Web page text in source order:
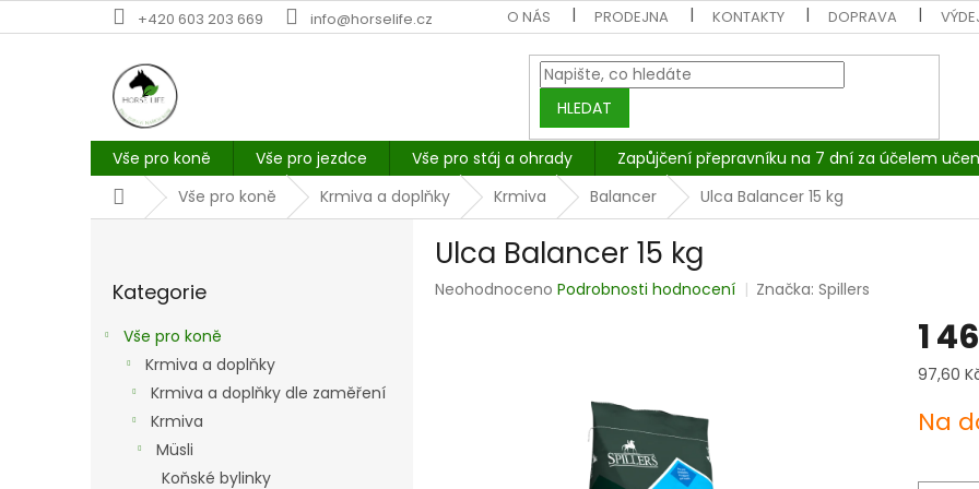
na
+420 603 203 669 info@horselife.cz O NÁS PRODEJNA KONTAKTY DOPRAVA
HLEDAT
Vše pro koně Vše pro jezdce Vše pro stáj a ohrady Zapůjčení přepravníku na 7 dní za účelem
DomůVše pro koně Krmiva a doplňky Krmiva Balancer Ulca Balancer 15 kg
kategorie
Kategorie
Vše pro koně
Krmiva a doplňky
Krmiva a doplňky dle zaměření
Krmiva
Müsli
Koňské bylinky
Ulca Balancer 15 kg
Průměrné
Neohodnoceno Podrobnosti hodnocení Značka:Spillers
1
Měrná
97,60
Na